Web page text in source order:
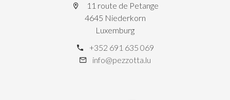
11 route de Petange
4645 Niederkorn
Luxemburg
+352 691 635 069
info@pezzotta.lu